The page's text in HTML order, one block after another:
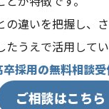
の違いを把握し、
たうえで活用して
卒採用の無料相談
ご相談はこちら